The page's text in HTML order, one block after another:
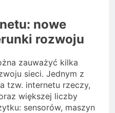
nowe
rozwoju
zauważyć kilka
sieci. Jednym z
tzw. internetu rzeczy,
większej liczby
sensorów, maszyn